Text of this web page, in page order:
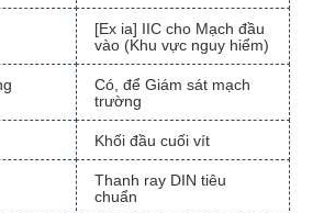
[Ex ia] IIC cho Mạch đầu
vào (Khu vực nguy hiểm)
Có, để Giám sát mạch
trường
Khối đầu cuối vít
Thanh ray DIN tiêu
chuẩn